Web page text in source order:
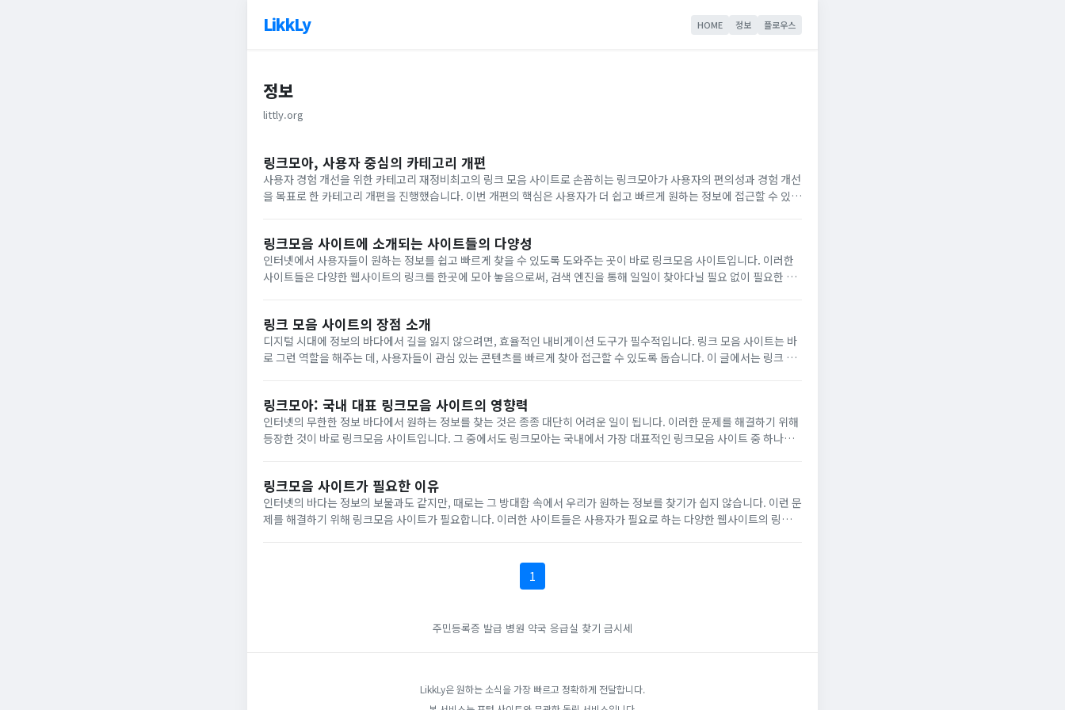
LikkLy HOME 정보 플로우스
정보
littly.org
링크모아, 사용자 중심의 카테고리 개편
사용자 경험 개선을 위한 카테고리 재정비최고의 링크 모음 사이트로 손꼽히는 링크모아가 사용자의 편의성과 경험 개선
을 목표로 한 카테고리 개편을 진행했습니다. 이번 개편의 핵심은 사용자가 더 쉽고 빠르게 원하는 정보에 접근할 수 있도
링크모음 사이트에 소개되는 사이트들의 다양성
인터넷에서 사용자들이 원하는 정보를 쉽고 빠르게 찾을 수 있도록 도와주는 곳이 바로 링크모음 사이트입니다. 이러한
사이트들은 다양한 웹사이트의 링크를 한곳에 모아 놓음으로써, 검색 엔진을 통해 일일이 찾아다닐 필요 없이 필요한 정
링크 모음 사이트의 장점 소개
디지털 시대에 정보의 바다에서 길을 잃지 않으려면, 효율적인 내비게이션 도구가 필수적입니다. 링크 모음 사이트는 바
로 그런 역할을 해주는 데, 사용자들이 관심 있는 콘텐츠를 빠르게 찾아 접근할 수 있도록 돕습니다. 이 글에서는 링크 모
링크모아: 국내 대표 링크모음 사이트의 영향력
인터넷의 무한한 정보 바다에서 원하는 정보를 찾는 것은 종종 대단히 어려운 일이 됩니다. 이러한 문제를 해결하기 위해
등장한 것이 바로 링크모음 사이트입니다. 그 중에서도 링크모아는 국내에서 가장 대표적인 링크모음 사이트 중 하나로
링크모음 사이트가 필요한 이유
인터넷의 바다는 정보의 보물과도 같지만, 때로는 그 방대함 속에서 우리가 원하는 정보를 찾기가 쉽지 않습니다. 이런 문
제를 해결하기 위해 링크모음 사이트가 필요합니다. 이러한 사이트들은 사용자가 필요로 하는 다양한 웹사이트의 링크를
1
주민등록증 발급 병원 약국 응급실 찾기 금시세
LikkLy은 원하는 소식을 가장 빠르고 정확하게 전달합니다.